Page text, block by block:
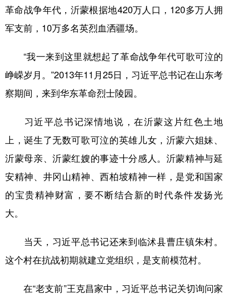
革命战争年代，沂蒙根据地420万人口，120多万人拥
军支前，10万多名英烈血洒疆场。
“我一来到这里就想起了革命战争年代可歌可泣的
峥嵘岁月。”2013年11月25日，习近平总书记在山东考
察期间，来到华东革命烈士陵园。
习近平总书记深情地说，在沂蒙这片红色土地
上，诞生了无数可歌可泣的英雄儿女，沂蒙六姐妹、
沂蒙母亲、沂蒙红嫂的事迹十分感人。沂蒙精神与延
安精神、井冈山精神、西柏坡精神一样，是党和国家
的宝贵精神财富，要不断结合新的时代条件发扬光
大。
当天，习近平总书记还来到临沭县曹庄镇朱村。
这个村在抗战初期就建立党组织，是支前模范村。
在“老支前”王克昌家中，习近平总书记关切询问家